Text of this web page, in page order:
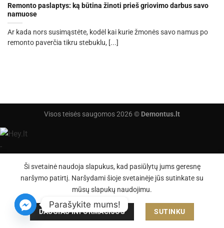
Remonto paslaptys: ką būtina žinoti prieš griovimo darbus savo
namuose
Ar kada nors susimąstėte, kodėl kai kurie žmonės savo namus po
remonto paverčia tikru stebuklu, [...]
Visos teisės saugomos 2026 © Demontus.lt
Ši svetainė naudoja slapukus, kad pasiūlytų jums geresnę
naršymo patirtį. Naršydami šioje svetainėje jūs sutinkate su
mūsų slapukų naudojimu.
DAUGIAU INFORMACIJOS SUTINKU
Parašykite mums!